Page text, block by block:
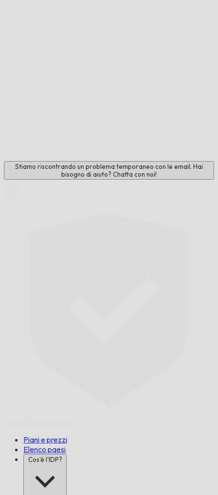
Stiamo riscontrando un problema temporaneo con le email. Hai
bisogno di aiuto? Chatta con noi!
Piani e prezzi
Elenco paesi
Cos'è l'IDP?